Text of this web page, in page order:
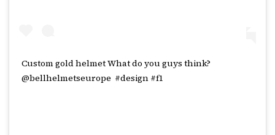
Custom gold helmet What do you guys think?
@bellhelmetseurope #design #f1